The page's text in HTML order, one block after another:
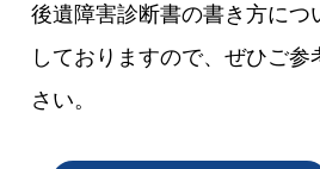
後遺障害診断書の書き方につ
しておりますので、ぜひご
さい。